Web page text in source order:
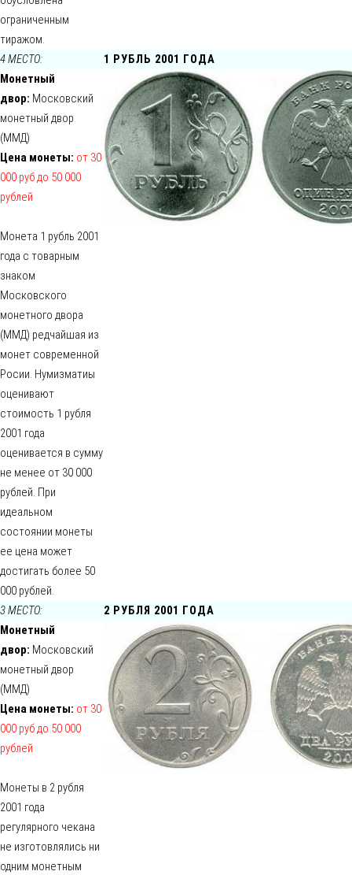
ограниченным
тиражом.
4 МЕСТО:
1 РУБЛЬ 2001 ГОДА
Монетный
двор: Московский
монетный двор
(ММД)
Цена монеты: от 30
000 руб до 50 000
рублей
Монета 1 рубль 2001
года с товарным
знаком
Московского
монетного двора
(ММД) редчайшая из
монет современной
Росии. Нумизматиы
оценивают
стоимость 1 рубля
2001 года
оценивается в сумму
не менее от 30 000
рублей. При
идеальном
состоянии монеты
ее цена может
достигать более 50
000 рублей.
3 МЕСТО:
2 РУБЛЯ 2001 ГОДА
Монетный
двор: Московский
монетный двор
(ММД)
Цена монеты: от 30
000 руб до 50 000
рублей
Монеты в 2 рубля
2001 года
регулярного чекана
не изготовлялись ни
одним монетным